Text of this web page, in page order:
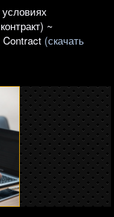
~
Contract (скачать